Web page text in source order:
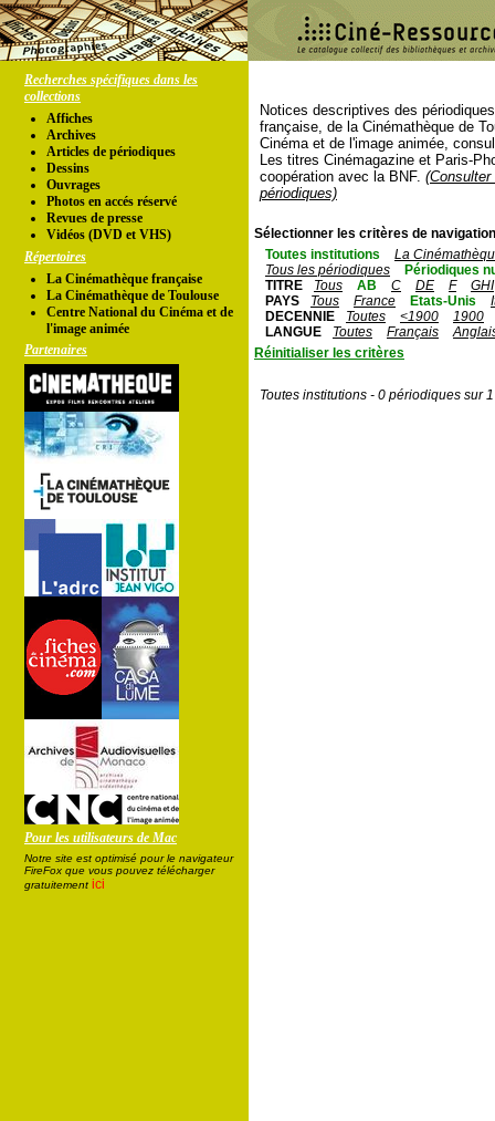
Recherches spécifiques dans les
collections
Affiches
Archives
Articles de périodiques
Dessins
Ouvrages
Photos en accés réservé
Revues de presse
Vidéos (DVD et VHS)
Répertoires
La Cinémathèque française
La Cinémathèque de Toulouse
Centre National du Cinéma et de
l'image animée
Partenaires
Pour les utilisateurs de Mac
Notre site est optimisé pour le navigateur
FireFox que vous pouvez télécharger
gratuitement ici
Notices descriptives des
française, de la Cinémathèque de
Cinéma et de l'image animée,
Les titres Cinémagazine et Paris-
coopération avec la BNF.
périodiques)
Sélectionner les critères de
Toutes institutions
La
Tous les périodiques
Périodiques
TITRE
Tous AB C DE F
GHI
PAYS
Tous France Etats-Unis
DECENNIE
Toutes <1900
1900
LANGUE
Toutes Français
Réinitialiser les critères
Toutes institutions - 0 périodiques sur